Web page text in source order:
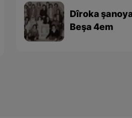
Dîroka
Beşa 4em